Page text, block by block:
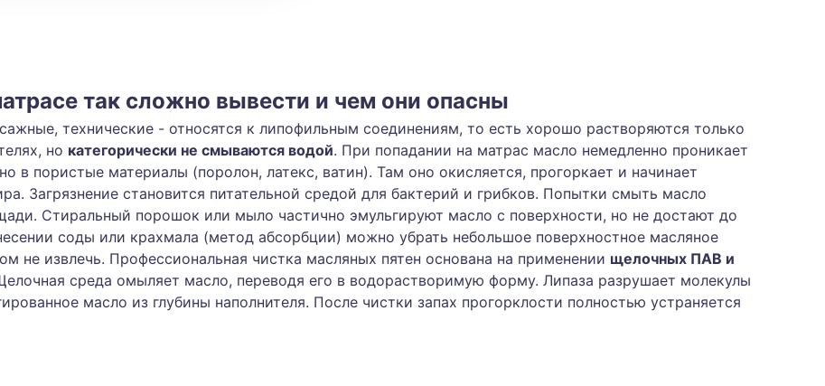
так сложно вывести и чем они опасны
технические - относятся к липофильным соединениям, то есть хорошо растворяются только
но категорически не смываются водой. При попадании на матрас масло немедленно проникает
в пористые материалы (поролон, латекс, ватин). Там оно окисляется, прогоркает и начинает
Загрязнение становится питательной средой для бактерий и грибков. Попытки смыть масло
Стиральный порошок или мыло частично эмульгируют масло с поверхности, но не достают до
соды или крахмала (метод абсорбции) можно убрать небольшое поверхностное масляное
не извлечь. Профессиональная чистка масляных пятен основана на применении щелочных ПАВ и
среда омыляет масло, переводя его в водорастворимую форму. Липаза разрушает молекулы
масло из глубины наполнителя. После чистки запах прогорклости полностью устраняется